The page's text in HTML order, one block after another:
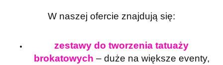
W naszej ofercie znajdują się:
zestawy do tworzenia tatuaży
brokatowych – duże na większe eventy,